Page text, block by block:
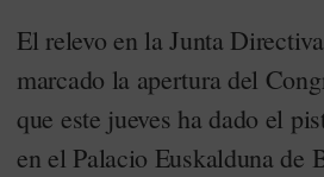
El relevo en la Junta
marcado la apertura del
que este jueves ha dado el
en el Palacio Euskalduna de